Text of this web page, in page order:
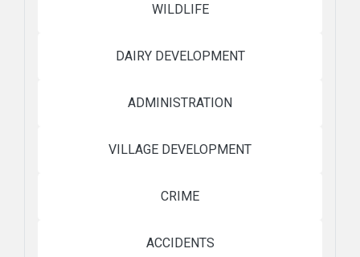
WILDLIFE
DAIRY DEVELOPMENT
ADMINISTRATION
VILLAGE DEVELOPMENT
CRIME
ACCIDENTS